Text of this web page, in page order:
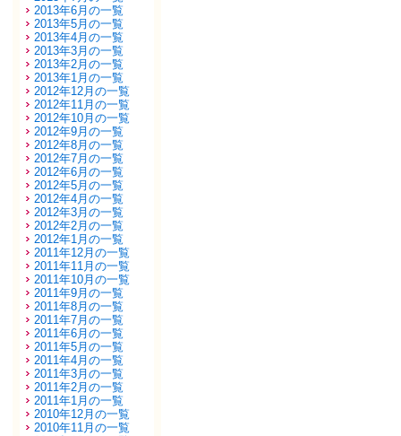
2013年6月の一覧
2013年5月の一覧
2013年4月の一覧
2013年3月の一覧
2013年2月の一覧
2013年1月の一覧
2012年12月の一覧
2012年11月の一覧
2012年10月の一覧
2012年9月の一覧
2012年8月の一覧
2012年7月の一覧
2012年6月の一覧
2012年5月の一覧
2012年4月の一覧
2012年3月の一覧
2012年2月の一覧
2012年1月の一覧
2011年12月の一覧
2011年11月の一覧
2011年10月の一覧
2011年9月の一覧
2011年8月の一覧
2011年7月の一覧
2011年6月の一覧
2011年5月の一覧
2011年4月の一覧
2011年3月の一覧
2011年2月の一覧
2011年1月の一覧
2010年12月の一覧
2010年11月の一覧